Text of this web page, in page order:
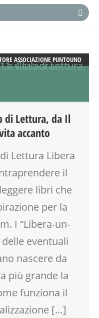
ASSOCIAZIONE PUNTOUNO
di Lettura, da Il
accanto
Lettura Libera
il
libri che
per la
I “Libera-un-
eventuali
nascere da
più grande la
funziona il
[…]